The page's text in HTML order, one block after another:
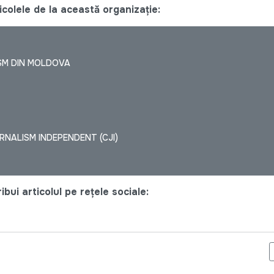
de la această organizație:
DIN MOLDOVA
INDEPENDENT (CJI)
articolul pe rețele sociale:
ACASĂ | DEZVOLTAREA LOCALĂ ESTE DESPRE FIECARE